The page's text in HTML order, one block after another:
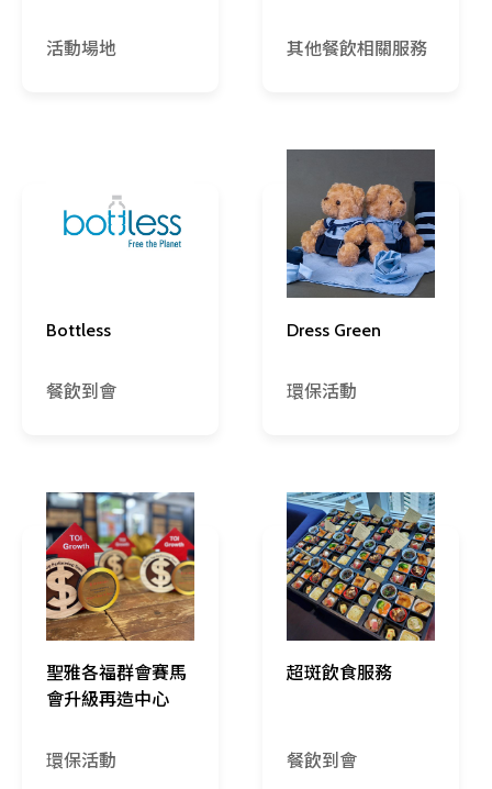
活動場地 其他餐飲相關服務
Bottless
餐飲到會
Dress Green
環保活動
聖雅各福群會賽馬
會升級再造中心
環保活動
超斑飲食服務
餐飲到會